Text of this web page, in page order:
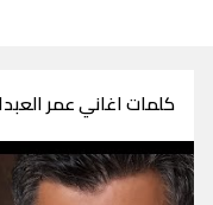
كلمات اغاني عمر